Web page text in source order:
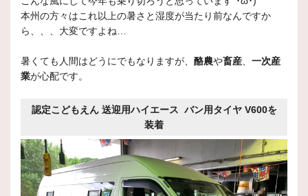
本州の方々はこれ以上の暑さと湿度が当たり前なんですか
ら、、、大変ですよね…
暑くても人間はどうにでもなりますが、 酪農や畜産
一次産
業が心配です。
認定こどもえん 送迎用ハイエース バン用タイヤ V600を
装着